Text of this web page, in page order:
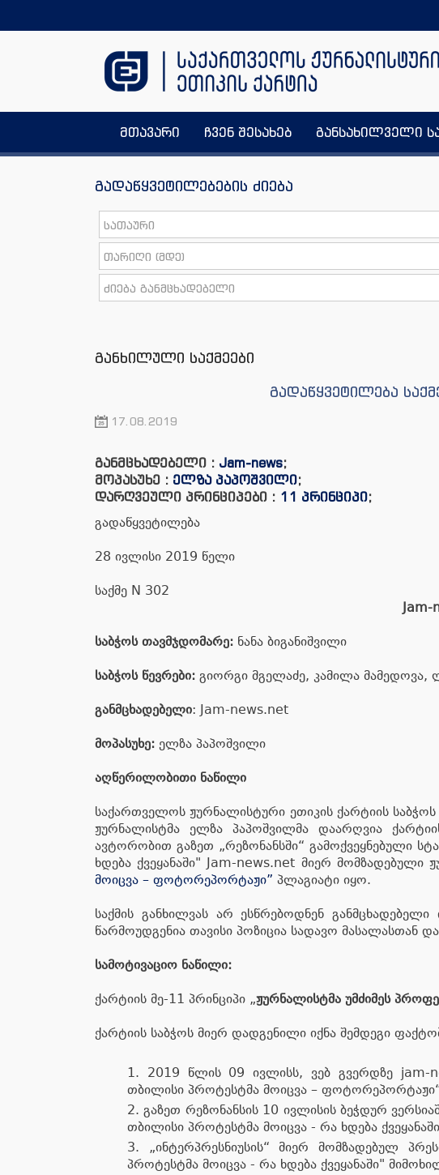
მთავარი ჩვენ შესახებ განსახილველი
გადაწყვეტილებების ძიება
განხილული საქმეები
გადაწყვეტილება
17.08.2019
განმცხადებელი : Jam-news;
მოპასუხე : ელზა პაპოშვილი;
დარღვეული პრინციპები : 11 პრინციპი;
გადაწყვეტილება
28 ივლისი 2019 წელი
საქმე N 302
Jam-
საბჭოს თავმჯდომარე: ნანა ბიგანიშვილი
საბჭოს წევრები: გიორგი მგელაძე, კამილა
განმცხადებელი: Jam-news.net
მოპასუხე: ელზა პაპოშვილი
აღწერილობითი ნაწილი
საქართველოს ჟურნალისტური ეთიკის ქარტიის
ჟურნალისტმა ელზა პაპოშვილმა დაარღვია
ავტორობით გაზეთ „რეზონანსში“ გამოქვეყნებული
ხდება ქვეყანაში" Jam-news.net მიერ მომზადებული
მოიცვა – ფოტორეპორტაჟი” პლაგიატი იყო.
საქმის განხილვას არ ესწრებოდნენ
წარმოუდგენია თავისი პოზიცია სადავო მასალასთან
სამოტივაციო ნაწილი:
ქარტიის მე-11 პრინციპი „ჟურნალისტმა უმძიმეს
ქარტიის საბჭოს მიერ დადგენილი იქნა შემდეგი
2019 წლის 09 ივლისს, ვებ გვერდზე jam-
თბილისი პროტესტმა მოიცვა –
გაზეთ რეზონანსის 10 ივლისის ბეჭდურ
თბილისი პროტესტმა მოიცვა - რა ხდება
„ინტერპრესნიუსის“ მიერ მომზადებულ
პროტესტმა მოიცვა - რა ხდება ქვეყანაში"